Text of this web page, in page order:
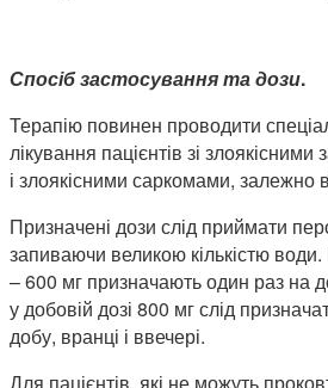
Спосіб застосування та дози.
Терапію повинен проводити
лікування пацієнтів зі
і злоякісними саркомами, залежно
Призначені дози слід приймати
запиваючи великою кількістю
– 600 мг призначають один раз на
у добовій дозі 800 мг слід
добу, вранці і ввечері.
Для пацієнтів, які не можуть